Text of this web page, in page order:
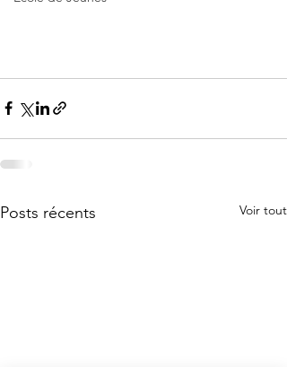
Posts récents Voir tout